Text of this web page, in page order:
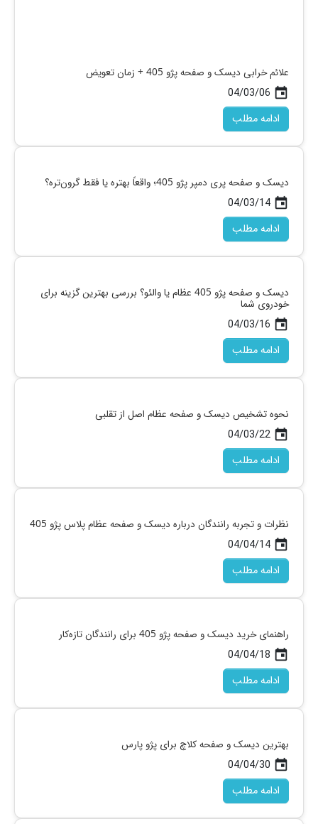
علائم خرابی دیسک و صفحه پژو 405 + زمان تعویض
today
ادامه مطلب
دیسک و صفحه پری دمپر پژو 405؛ واقعاً بهتره یا فقط گرون‌تره؟
today
ادامه مطلب
دیسک و صفحه پژو 405 عظام یا والئو؟ بررسی بهترین گزینه برای
خودروی شما
today
ادامه مطلب
نحوه تشخیص دیسک و صفحه عظام اصل از تقلبی
today
ادامه مطلب
نظرات و تجربه رانندگان درباره دیسک و صفحه عظام پلاس پژو 405
today
ادامه مطلب
راهنمای خرید دیسک و صفحه پژو 405 برای رانندگان تازه‌کار
today
ادامه مطلب
بهترین دیسک و صفحه کلاچ برای پژو پارس
today
ادامه مطلب